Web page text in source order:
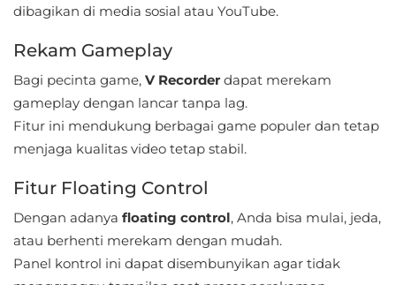
Buku
&
Business
Comics
Communication
Dating
Education
dibagikan di media sosial atau YouTube.
Rekam Gameplay
Bagi pecinta game, V Recorder dapat merekam
gameplay dengan lancar tanpa lag.
Fitur ini mendukung berbagai game populer dan tetap
menjaga kualitas video tetap stabil.
Fitur Floating Control
Dengan adanya floating control, Anda bisa mulai, jeda,
atau berhenti merekam dengan mudah.
Panel kontrol ini dapat disembunyikan agar tidak